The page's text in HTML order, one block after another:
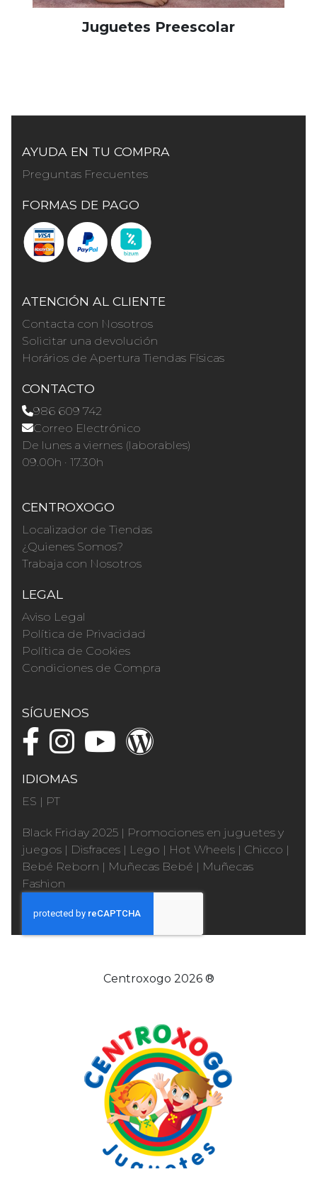
Juguetes Preescolar
AYUDA EN TU COMPRA
Preguntas Frecuentes
FORMAS DE PAGO
ATENCIÓN AL CLIENTE
Contacta con Nosotros
Solicitar una devolución
Horários de Apertura Tiendas Físicas
CONTACTO
986 609 742
Correo Electrónico
De lunes a viernes (laborables)
09.00h · 17.30h
CENTROXOGO
Localizador de Tiendas
¿Quienes Somos?
Trabaja con Nosotros
LEGAL
Aviso Legal
Política de Privacidad
Política de Cookies
Condiciones de Compra
SÍGUENOS
IDIOMAS
ES | PT
Black Friday 2025 | Promociones en juguetes y
juegos | Disfraces | Lego | Hot Wheels | Chicco |
Bebé Reborn | Muñecas Bebé | Muñecas
Fashion
Centroxogo 2026 ®